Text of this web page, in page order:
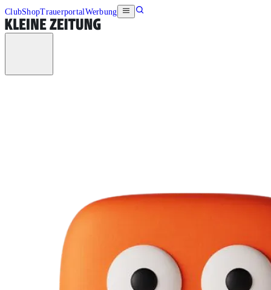
ClubShopTrauerportalWerbung